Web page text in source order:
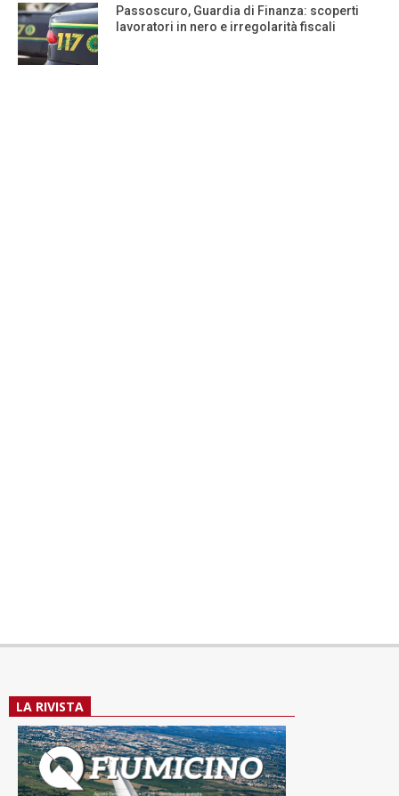
Passoscuro, Guardia di Finanza: scoperti
lavoratori in nero e irregolarità fiscali
LA RIVISTA